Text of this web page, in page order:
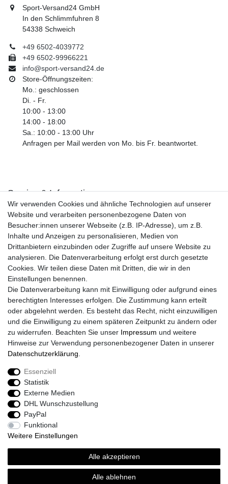
Sport-Versand24 GmbH
In den Schlimmfuhren 8
54338 Schweich
+49 6502-4039772
+49 6502-99966221
info@sport-versand24.de
Store-Öffnungszeiten:
Mo.: geschlossen
Di. - Fr.
10:00 - 13:00
14:00 - 18:00
Sa.: 10:00 - 13:00 Uhr
Anfragen per Mail werden von Mo. bis Fr. beantwortet.
Service & Informationen
Kontakt
Retouren
Widerrufsrecht
Widerrufs­formular
Impressum
Daten­schutz­erklärung
AGB
Größentabelle
Kataloge
Barrierefreiheitserklärung
Sicherheitsinformationen
Zahlung und Versand
Sport-Versand24 Community
Sport-Versand24 Team Fan-Shop´s & Partner
Wir verwenden Cookies und ähnliche Technologien auf unserer
Website und verarbeiten personenbezogene Daten von
Besucher:innen unserer Webseite (z.B. IP-Adresse), um z.B.
Inhalte und Anzeigen zu personalisieren, Medien von
Drittanbietern einzubinden oder Zugriffe auf unsere Website zu
analysieren. Die Datenverarbeitung erfolgt erst durch gesetzte
Cookies. Wir teilen diese Daten mit Dritten, die wir in den
Einstellungen benennen.
Die Datenverarbeitung kann mit Einwilligung oder aufgrund eines
berechtigten Interesses erfolgen. Die Zustimmung kann erteilt
oder abgelehnt werden. Es besteht das Recht, nicht einzuwilligen
und die Einwilligung zu einem späteren Zeitpunkt zu ändern oder
zu widerrufen. Beachten Sie unser Impressum und weitere
Hinweise zur Verwendung personenbezogener Daten in unserer
Daten­schutz­erklärung
Essenziell
Statistik
Externe Medien
DHL Wunschzustellung
PayPal
Funktional
Weitere Einstellungen
Alle akzeptieren
Alle ablehnen